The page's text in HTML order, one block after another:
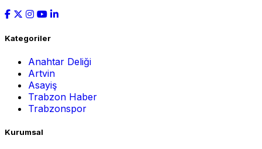
Kategoriler
Anahtar Deliği
Artvin
Asayiş
Trabzon Haber
Trabzonspor
Kurumsal